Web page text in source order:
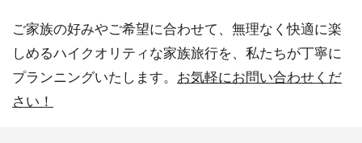
ご家族の好みやご希望に合わせて、無理なく快適に楽
しめるハイクオリティな家族旅行を、私たちが丁寧に
プランニングいたします。 お気軽にお問い合わせくだ
さい！